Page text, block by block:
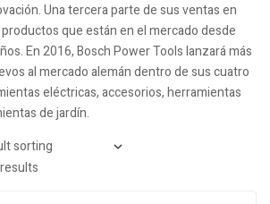
Una tercera parte de sus ventas en
que están en el mercado desde
En 2016, Bosch Power Tools lanzará más
al mercado alemán dentro de sus cuatro
eléctricas, accesorios, herramientas
de jardín.